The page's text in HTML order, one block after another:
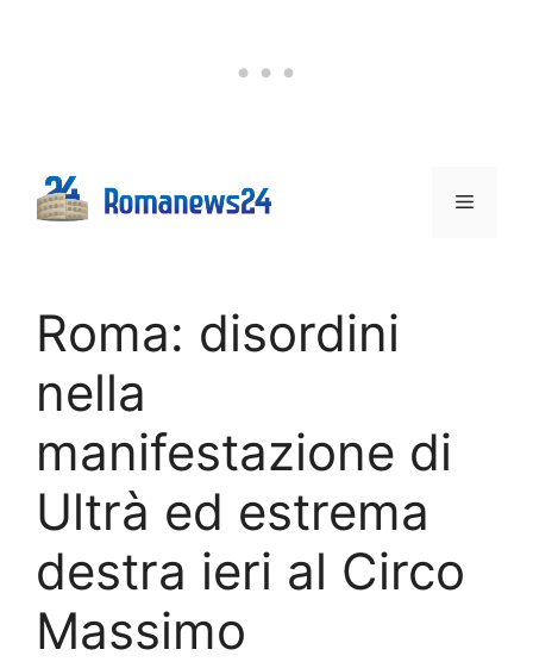
Menu
Roma: disordini
nella
manifestazione di
Ultrà ed estrema
destra ieri al Circo
Massimo